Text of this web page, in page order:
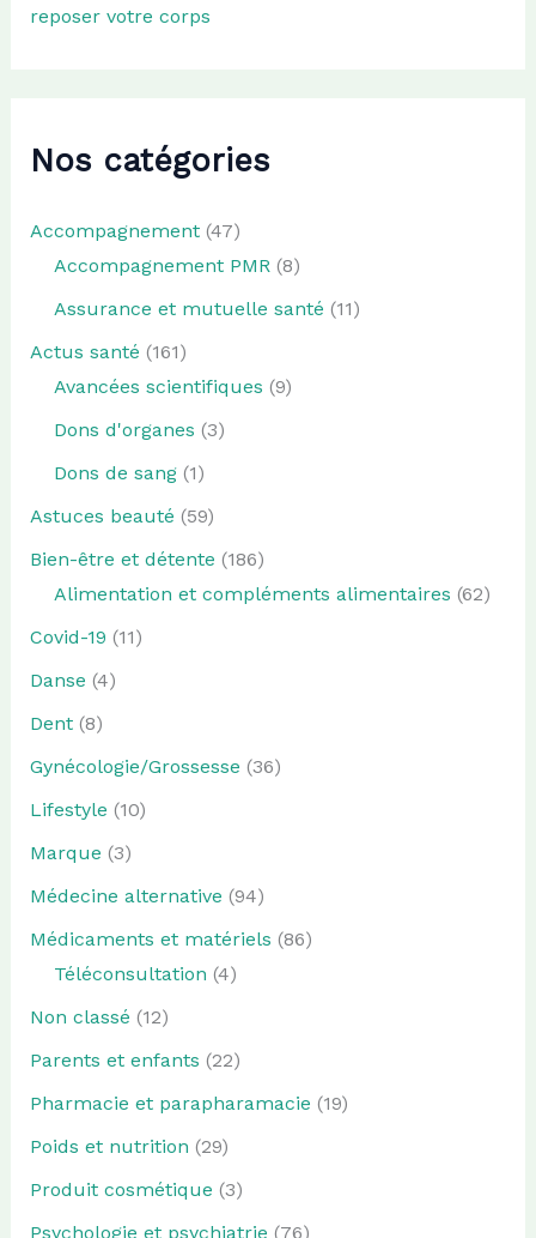
reposer votre corps
Nos catégories
Accompagnement(47)
Accompagnement PMR(8)
Assurance et mutuelle santé (11)
Actus santé (161)
Avancées scientifiques (9)
Dons d'organes (3)
Dons de sang(1)
Astuces beauté (59)
Bien-être et détente (186)
Alimentation et compléments alimentaires (62)
Covid-19 (11)
Danse (4)
Dent(8)
Gynécologie/Grossesse (36)
Lifestyle (10)
Marque (3)
Médecine alternative (94)
Médicaments et matériels (86)
Téléconsultation (4)
Non classé (12)
Parents et enfants (22)
Pharmacie et parapharamacie (19)
Poids et nutrition (29)
Produit cosmétique (3)
Psychologie et psychiatrie (76)